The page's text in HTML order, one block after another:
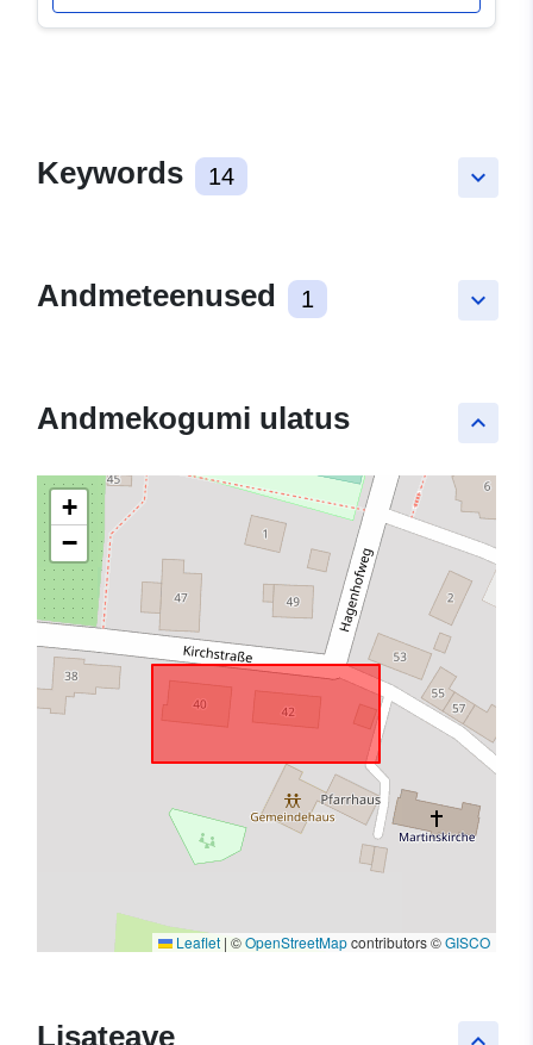
keyboard_arrow_down
Keywords 14
keyboard_arrow_down
Andmeteenused 1
keyboard_arrow_up
Andmekogumi ulatus
+
−
Leaflet | ©OpenStreetMapcontributors ©GISCO
Lisateave